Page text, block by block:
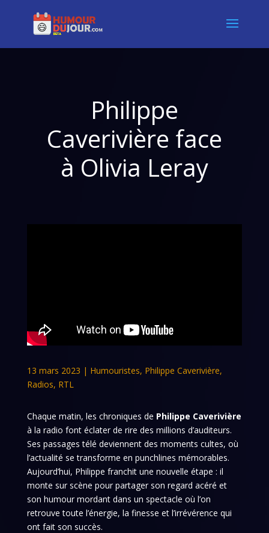
Philippe
Caverivière face
à Olivia Leray
13 mars 2023 | Humouristes, Philippe Caverivière,
Radios, RTL
Chaque matin, les chroniques de Philippe Caverivière
à la radio font éclater de rire des millions d’auditeurs.
Ses passages télé deviennent des moments cultes, où
l’actualité se transforme en punchlines mémorables.
Aujourd’hui, Philippe franchit une nouvelle étape : il
monte sur scène pour partager son regard acéré et
son humour mordant dans un spectacle où l’on
retrouve toute l’énergie, la finesse et l’irrévérence qui
ont fait son succès.